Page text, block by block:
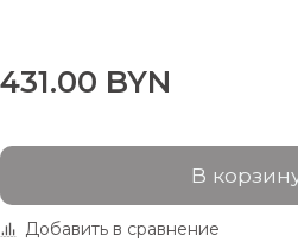
431.00 BYN
В
Добавить в сравнение